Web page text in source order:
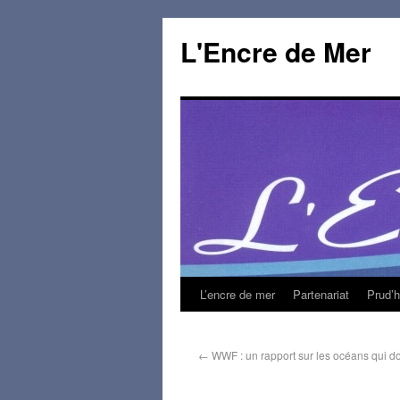
L'Encre de Mer
L’encre de mer Partenariat
← WWF : un rapport sur les océans qui